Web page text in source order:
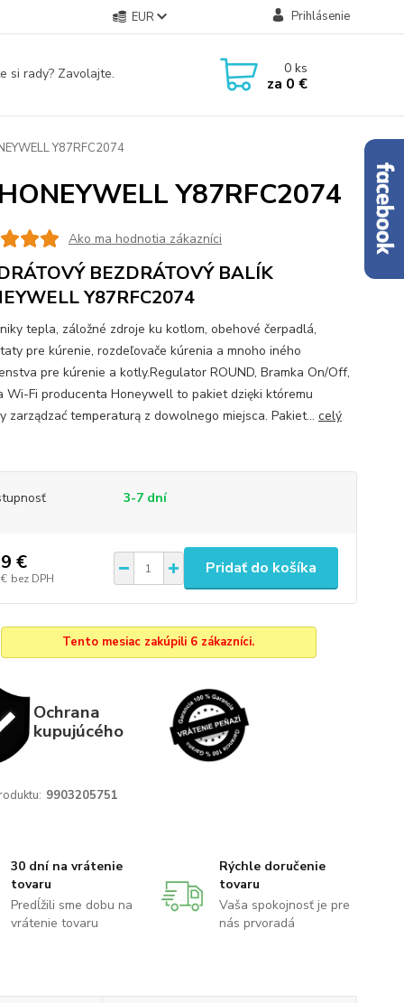
EUR Prihlásenie
si rady? Zavolajte. 0ks
za 0 €
Y87RFC2074
Y87RFC2074
Ako ma hodnotia zákazníci
BEZDRÁTOVÝ BALÍK
Y87RFC2074
tepla, záložné zdroje ku kotlom, obehové čerpadlá,
pre kúrenie, rozdeľovače kúrenia a mnoho iného
pre kúrenie a kotly.Regulator ROUND, Bramka On/Off,
Wi-Fi producenta Honeywell to pakiet dzięki któremu
zarządzać temperaturą z dowolnego miejsca. Pakiet... celý
3-7 dní
€
bez DPH
Pridať do košíka
Tento mesiac zakúpili 6 zákazníci.
Ochrana
kupujúcého
9903205751
30 dní na vrátenie
tovaru
Predĺžili sme dobu na
vrátenie tovaru
Rýchle doručenie
tovaru
Vaša spokojnosť je pre
nás prvoradá